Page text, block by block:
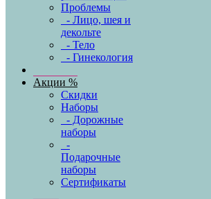
Проблемы
- Лицо, шея и
декольте
- Тело
- Гинекология
Акции %
Скидки
Наборы
- Дорожные
наборы
-
Подарочные
наборы
Сертификаты